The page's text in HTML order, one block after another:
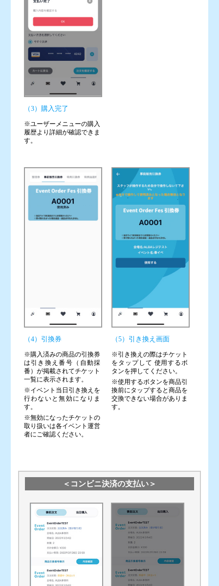
（3）購入完了
※ユーザーメニューの購入
履歴より詳細が確認できま
す。
（4）引換券
※購入済みの商品の引換券
は引き換え番号（自動採
番）が掲載されてチケット
一覧に表示されます。
※イベント当日引き換えを
行わないと無効になりま
す。
※無効になったチケットの
取り扱いは各イベント運営
者にご確認ください。
（5）引き換え画面
※引き換えの際はチケット
をタップして 使用するボ
タンを押してください。
※使用するボタンを商品引
換前にタップすると商品を
交換できない場合がありま
す。
＜コンビニ決済の支払い＞